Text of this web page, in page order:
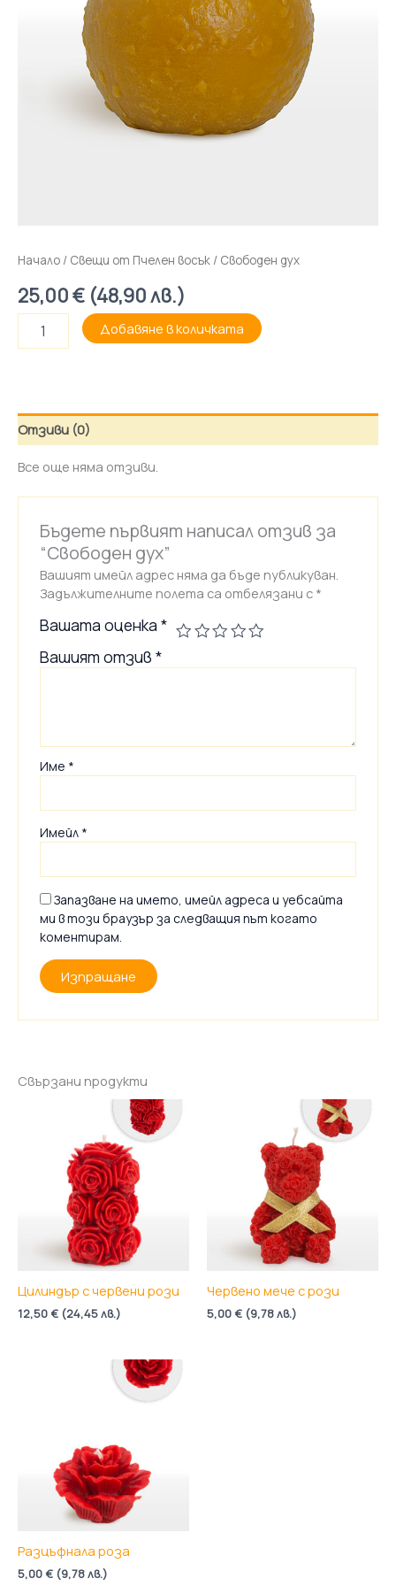
Начало / Свещи от Пчелен восък / Свободен дух
25,00€ (48,90лв.)
Добавяне в количката
Отзиви (0)
Все още няма отзиви.
Бъдете първият написал отзив за
“Свободен дух”
Вашият имейл адрес няма да бъде публикуван.
Задължителните полета са отбелязани с *
Вашата оценка*
Вашият отзив*
Име *
Имейл *
Запазване на името, имейл адреса и уебсайта
ми в този браузър за следващия път когато
коментирам.
Свързани продукти
Цилиндър с червени рози
12,50 € (24,45лв.)
Червено мече с рози
5,00 € (9,78лв.)
Разцъфнала роза
5,00 € (9,78лв.)